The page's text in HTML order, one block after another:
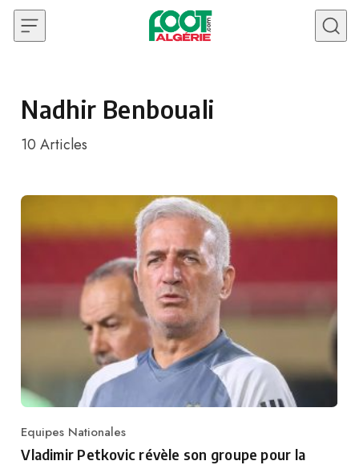
Skip to content
Nadhir Benbouali
10 Articles
Category
Equipes Nationales
Vladimir Petkovic révèle son groupe pour la